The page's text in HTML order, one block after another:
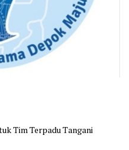
Tim Terpadu Tangani